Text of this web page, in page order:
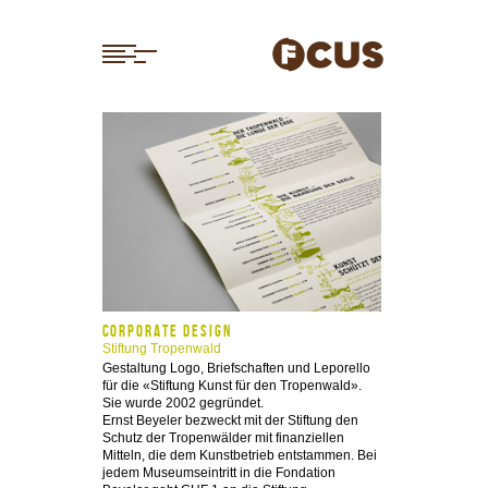
CORPORATE DESIGN
Stiftung Tropenwald
Gestaltung Logo, Briefschaften und Leporello
für die «Stiftung Kunst für den Tropenwald».
Sie wurde 2002 gegründet.
Ernst Beyeler bezweckt mit der Stiftung den
Schutz der Tropenwälder mit finanziellen
Mitteln, die dem Kunstbetrieb entstammen. Bei
jedem Museumseintritt in die Fondation